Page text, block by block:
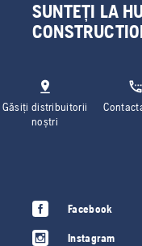
SUNTEȚI LA
Găsiți distribuitorii
noștri
Facebook
Instagram